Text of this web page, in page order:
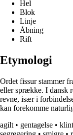
Hel
Blok
Linje
Åbning
Rift
Etymologi
Ordet fissur stammer
eller sprække. I dansk
revne, især i
kan forekomme
agilt • gentagelse • klint